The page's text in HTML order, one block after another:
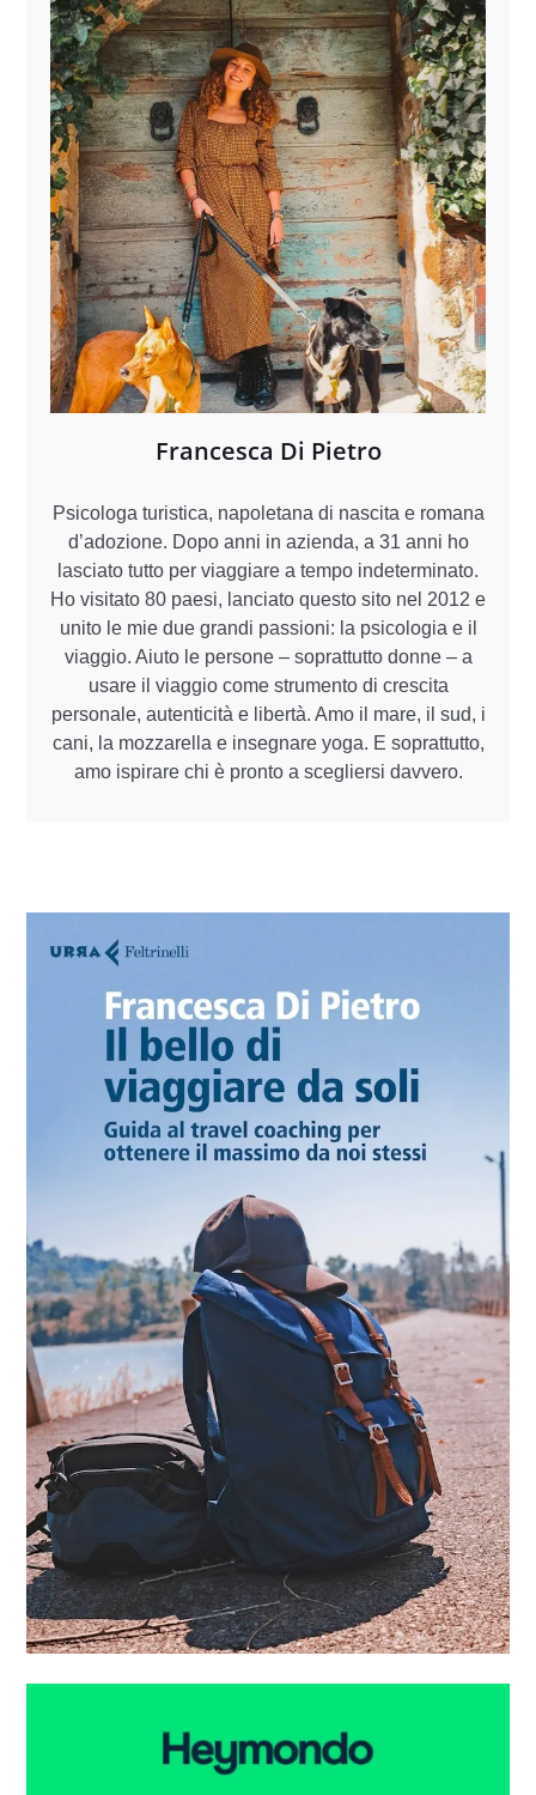
Francesca Di Pietro
Psicologa turistica, napoletana di nascita e romana
d’adozione. Dopo anni in azienda, a 31 anni ho
lasciato tutto per viaggiare a tempo indeterminato.
Ho visitato 80 paesi, lanciato questo sito nel 2012 e
unito le mie due grandi passioni: la psicologia e il
viaggio. Aiuto le persone – soprattutto donne – a
usare il viaggio come strumento di crescita
personale, autenticità e libertà. Amo il mare, il sud, i
cani, la mozzarella e insegnare yoga. E soprattutto,
amo ispirare chi è pronto a scegliersi davvero.